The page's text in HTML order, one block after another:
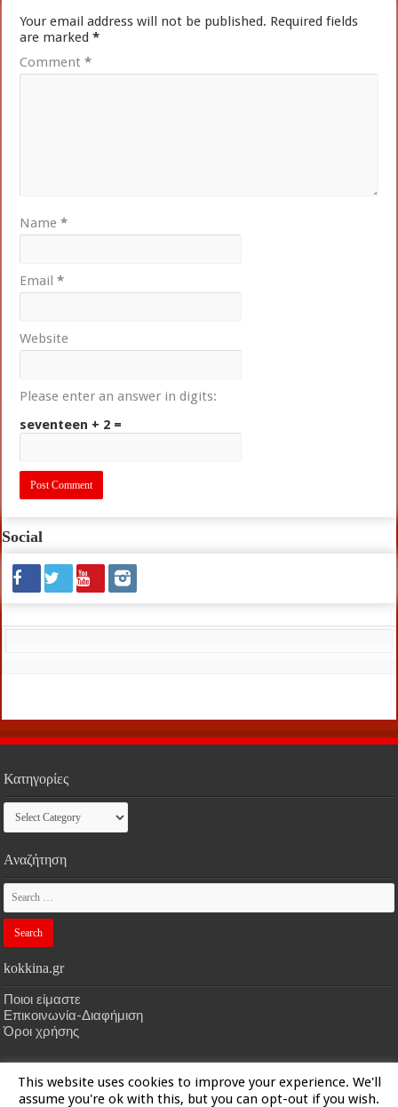
Your email address will not be published. Required fields
are marked*
Comment*
Name*
Email*
Website
Please enter an answer in digits:
seventeen + 2 =
Social
Κατηγορίες
Κατηγορίες
Αναζήτηση
kokkina.gr
Ποιοι είμαστε
Επικοινωνία-Διαφήμιση
Όροι χρήσης
HOMEkokkina.gr | Designed bykokkina.gr
This website uses cookies to improve your experience. We'll
assume you're ok with this, but you can opt-out if you wish.